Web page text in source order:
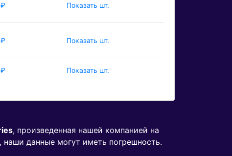
Показать шт.
Показать шт.
Показать шт.
, произведенная нашей компанией на
наши данные могут иметь погрешность.